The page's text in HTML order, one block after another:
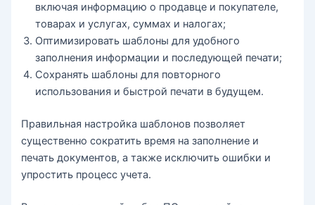
включая информацию о продавце и покупателе,
товарах и услугах, суммах и налогах;
Оптимизировать шаблоны для удобного
заполнения информации и последующей печати;
Сохранять шаблоны для повторного
использования и быстрой печати в будущем.
Правильная настройка шаблонов позволяет
существенно сократить время на заполнение и
печать документов, а также исключить ошибки и
упростить процесс учета.